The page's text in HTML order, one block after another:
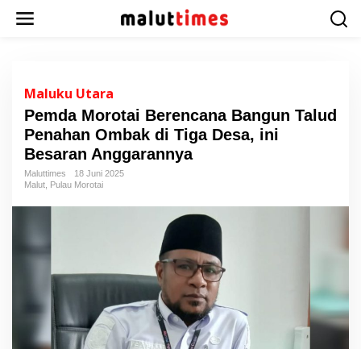
Maluku Utara
Pemda Morotai Berencana Bangun Talud
Penahan Ombak di Tiga Desa, ini
Besaran Anggarannya
Maluttimes
18 Juni 2025
Malut Pulau Morotai